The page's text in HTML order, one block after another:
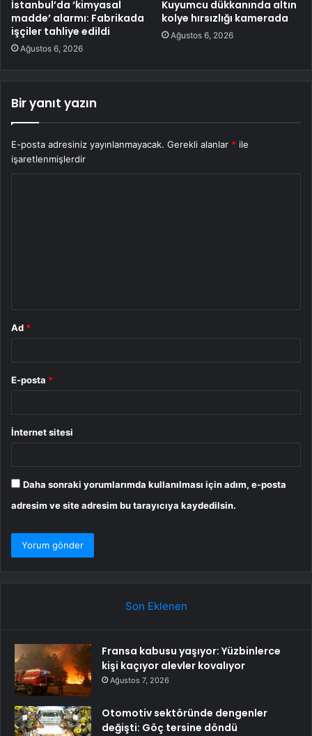
İstanbul’da ‘kimyasal
madde’ alarmı: Fabrikada
işçiler tahliye edildi
Ağustos 6, 2026
Kuyumcu dükkanında altın
kolye hırsızlığı kamerada
Ağustos 6, 2026
Bir yanıt yazın
E-posta adresiniz yayınlanmayacak. Gerekli alanlar * ile
işaretlenmişlerdir
Ad *
E-posta *
İnternet sitesi
Daha sonraki yorumlarımda kullanılması için adım, e-posta
adresim ve site adresim bu tarayıcıya kaydedilsin.
Son Eklenen
Fransa kabusu yaşıyor: Yüzbinlerce
kişi kaçıyor alevler kovalıyor
Ağustos 7, 2026
Otomotiv sektöründe dengenler
değişti: Göç tersine döndü